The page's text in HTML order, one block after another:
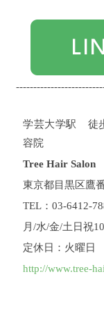
学芸大学駅 徒
容院
Tree Hair Salon
東京都目黒区鷹
TEL：03-6412-
月/水/金/土日祝
定休日：火曜日
http://www.tree-